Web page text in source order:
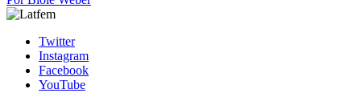
Twitter
Instagram
Facebook
YouTube